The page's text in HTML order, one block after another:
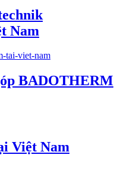
Nam
BADOTHERM
Việt Nam